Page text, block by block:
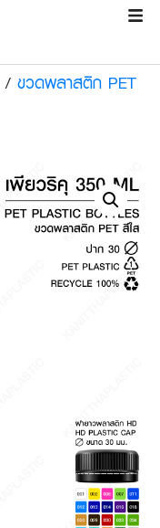
/ ขวดพลาสติก PET